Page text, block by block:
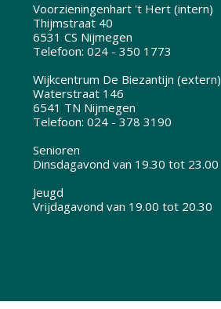
Voorzieningenhart 't Hert (intern)
Thijmstraat 40
6531 CS Nijmegen
Telefoon: 024 - 350 1773
Wijkcentrum De Biezantijn (extern)
Waterstraat 146
6541 TN Nijmegen
Telefoon: 024 - 378 3190
Senioren
Dinsdagavond van 19.30 tot 23.00
Jeugd
Vrijdagavond van 19.00 tot 20.30